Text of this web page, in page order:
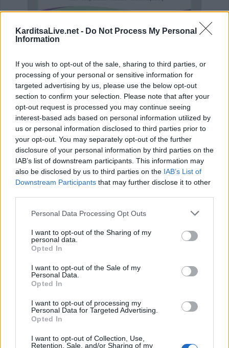
KarditsaLive.net - Do Not Process My Personal
Information
If you wish to opt-out of the sale, sharing to third parties, or
processing of your personal or sensitive information for
targeted advertising by us, please use the below opt-out
section to confirm your selection. Please note that after your
opt-out request is processed you may continue seeing
interest-based ads based on personal information utilized by
us or personal information disclosed to third parties prior to
your opt-out. You may separately opt-out of the further
disclosure of your personal information by third parties on the
IAB’s list of downstream participants. This information may
also be disclosed by us to third parties on the IAB’s List of
Downstream Participants that may further disclose it to other
Personal Data Processing Opt Outs
I want to opt-out of the Sharing of my
personal data.
Opted In
I want to opt-out of the Sale of my
Personal Data.
Opted In
I want to opt-out of processing my
Personal Data for Targeted Advertising.
Opted In
I want to opt-out of Collection, Use,
Retention, Sale, and/or Sharing of my
ΑΓΓΕΛΙΕΣ
Πωλείται μονοκατοικία τριών επιπέδων στο καταπράσινο Πευκόφυτο Καρδίτσας